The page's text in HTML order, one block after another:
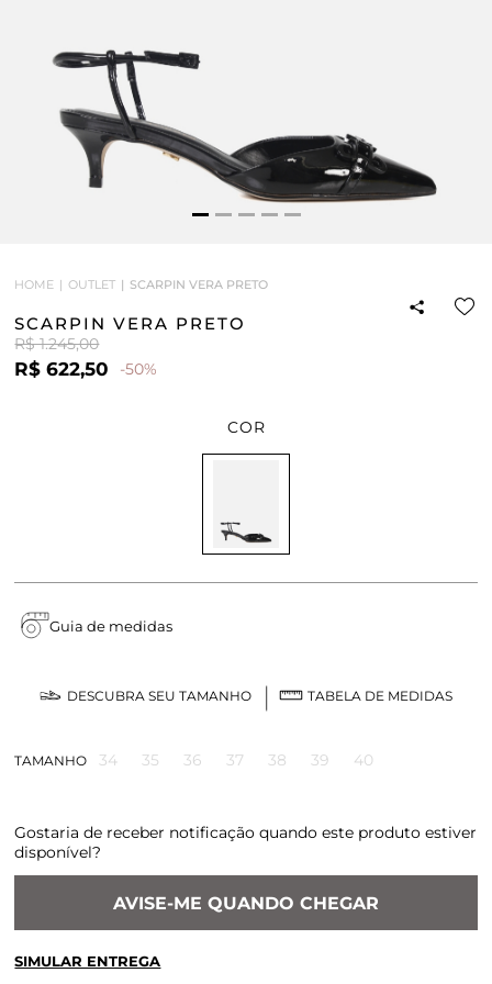
HOME OUTLET SCARPIN VERA PRETO
SCARPIN VERA PRETO
R$ 1.245,00
R$ 622,50 -50%
COR
Guia de medidas
DESCUBRA SEU TAMANHO TABELA DE MEDIDAS
TAMANHO 34 35 36 37 38 39 40
Gostaria de receber notificação quando este produto estiver
disponível?
AVISE-ME QUANDO CHEGAR
SIMULAR ENTREGA